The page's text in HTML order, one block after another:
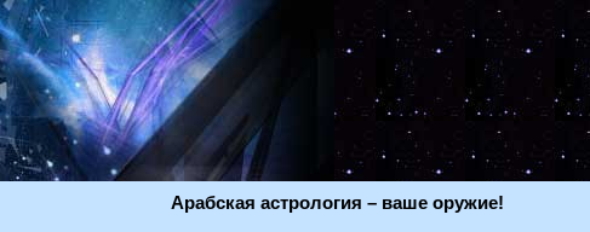
Арабская астрология – ваше оружие!